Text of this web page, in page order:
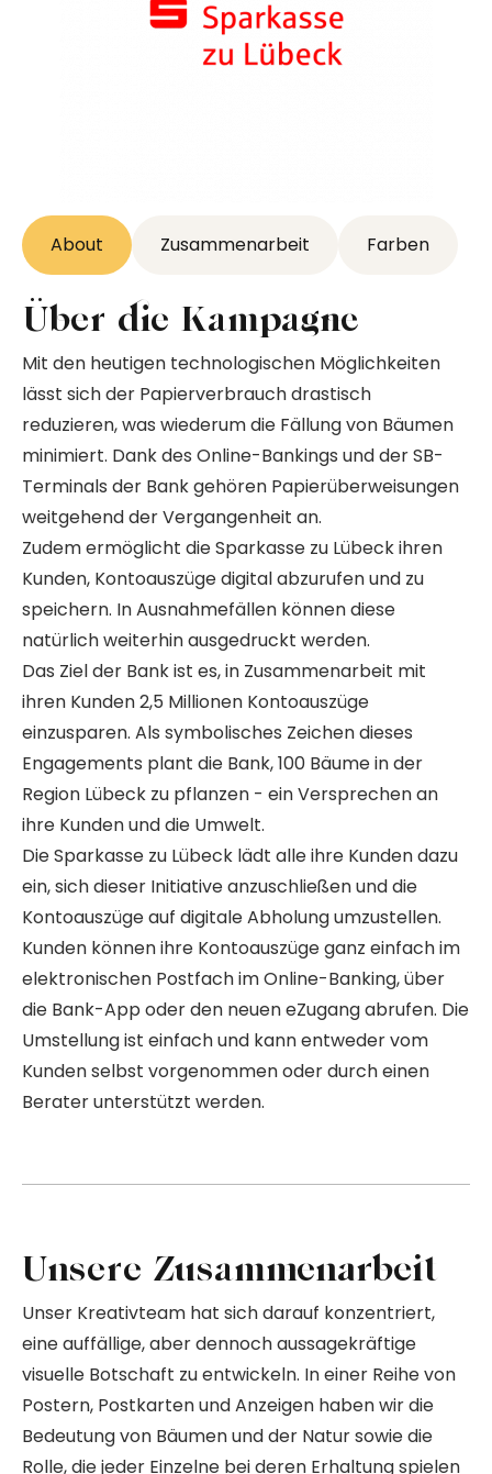
About Zusammenarbeit Farben
Über die Kampagne
Mit den heutigen technologischen Möglichkeiten
lässt sich der Papierverbrauch drastisch
reduzieren, was wiederum die Fällung von Bäumen
minimiert. Dank des Online-Bankings und der SB-
Terminals der Bank gehören Papierüberweisungen
weitgehend der Vergangenheit an.
Zudem ermöglicht die Sparkasse zu Lübeck ihren
Kunden, Kontoauszüge digital abzurufen und zu
speichern. In Ausnahmefällen können diese
natürlich weiterhin ausgedruckt werden.
Das Ziel der Bank ist es, in Zusammenarbeit mit
ihren Kunden 2,5 Millionen Kontoauszüge
einzusparen. Als symbolisches Zeichen dieses
Engagements plant die Bank, 100 Bäume in der
Region Lübeck zu pflanzen - ein Versprechen an
ihre Kunden und die Umwelt.
Die Sparkasse zu Lübeck lädt alle ihre Kunden dazu
ein, sich dieser Initiative anzuschließen und die
Kontoauszüge auf digitale Abholung umzustellen.
Kunden können ihre Kontoauszüge ganz einfach im
elektronischen Postfach im Online-Banking, über
die Bank-App oder den neuen eZugang abrufen. Die
Umstellung ist einfach und kann entweder vom
Kunden selbst vorgenommen oder durch einen
Berater unterstützt werden.
Unsere Zusammenarbeit
Unser Kreativteam hat sich darauf konzentriert,
eine auffällige, aber dennoch aussagekräftige
visuelle Botschaft zu entwickeln. In einer Reihe von
Postern, Postkarten und Anzeigen haben wir die
Bedeutung von Bäumen und der Natur sowie die
Rolle, die jeder Einzelne bei deren Erhaltung spielen